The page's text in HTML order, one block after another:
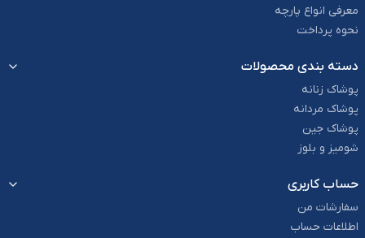
معرفی انواع پارچه
نحوه پرداخت
دسته بندی محصولات
پوشاک زنانه
پوشاک مردانه
پوشاک جین
شومیز و بلوز
حساب کاربری
سفارشات من
اطلاعات حساب